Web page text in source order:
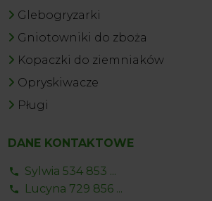
Glebogryzarki
Gniotowniki do zboża
Kopaczki do ziemniaków
Opryskiwacze
Pługi
DANE KONTAKTOWE
Sylwia 534 853 ...
Lucyna 729 856 ...